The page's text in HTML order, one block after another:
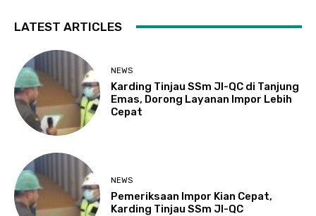
LATEST ARTICLES
NEWS
Karding Tinjau SSm JI-QC di Tanjung
Emas, Dorong Layanan Impor Lebih
Cepat
NEWS
Pemeriksaan Impor Kian Cepat,
Karding Tinjau SSm JI-QC